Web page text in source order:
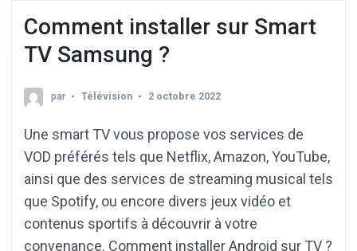
Comment installer sur Smart
TV Samsung ?
par Télévision 2 octobre 2022
Une smart TV vous propose vos services de
VOD préférés tels que Netflix, Amazon, YouTube,
ainsi que des services de streaming musical tels
que Spotify, ou encore divers jeux vidéo et
contenus sportifs à découvrir à votre
convenance. Comment installer Android sur TV ?